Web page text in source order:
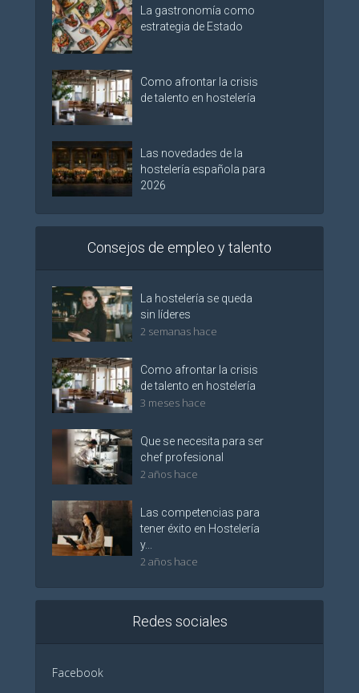
La gastronomía como
estrategia de Estado
Como afrontar la crisis
de talento en hostelería
Las novedades de la
hostelería española para
2026
Consejos de empleo y talento
La hostelería se queda
sin líderes
2 semanas hace
Como afrontar la crisis
de talento en hostelería
3 meses hace
Que se necesita para ser
chef profesional
2 años hace
Las competencias para
tener éxito en Hostelería
y...
2 años hace
Redes sociales
Facebook